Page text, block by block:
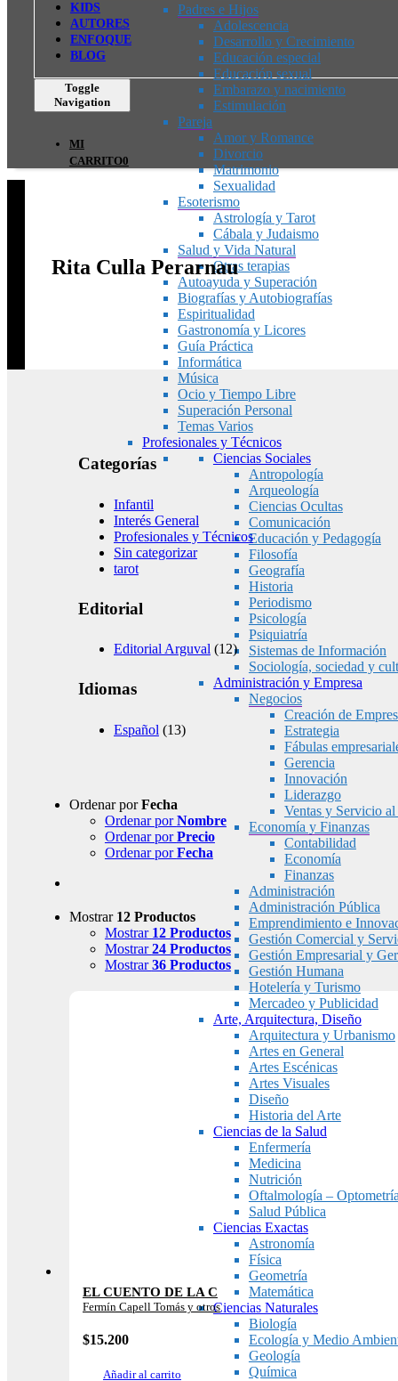
Padres e Hijos
Adolescencia
Desarrollo y Crecimiento
Educación especial
Educación sexual
Embarazo y nacimiento
Estimulación
Pareja
Amor y Romance
Divorcio
Matrimonio
Sexualidad
Esoterismo
Astrología y Tarot
Cábala y Judaismo
Salud y Vida Natural
Otras terapias
Autoayuda y Superación
Biografías y Autobiografías
Espiritualidad
Gastronomía y Licores
Guía Práctica
Informática
Música
Ocio y Tiempo Libre
Superación Personal
Temas Varios
Profesionales y Técnicos
Ciencias Sociales
Antropología
Arqueología
Ciencias Ocultas
Comunicación
Educación y Pedagogía
Filosofía
Geografía
Historia
Periodismo
Psicología
Psiquiatría
Sistemas de Información
Sociología, sociedad y
Administración y Empresa
Negocios
Creación de
Estrategia
Fábulas
Gerencia
Innovación
Liderazgo
Ventas y Servicio
Economía y Finanzas
Contabilidad
Economía
Finanzas
Administración
Administración Pública
Emprendimiento e
Gestión Comercial y
Gestión Empresarial y
Gestión Humana
Hotelería y Turismo
Mercadeo y Publicidad
Arte, Arquitectura, Diseño
Arquitectura y Urbanismo
Artes en General
Artes Escénicas
Artes Visuales
Diseño
Historia del Arte
Ciencias de la Salud
Enfermería
Medicina
Nutrición
Oftalmología – Optometría
Salud Pública
Ciencias Exactas
Astronomía
Física
Geometría
Matemática
Ciencias Naturales
Biología
Ecología y Medio
Geología
Química
KIDS
AUTORES
ENFOQUE
BLOG
Toggle
Navigation
MI
CARRITO0
Rita Culla Perarnau
Categorías
Infantil
Interés General
Profesionales y Técnicos
Sin categorizar
tarot
Editorial
Editorial Arguval (12)
Idiomas
Español (13)
Ordenar porFecha
Ordenar porNombre
Ordenar porPrecio
Ordenar porFecha
Mostrar 12 Productos
Mostrar 12 Productos
Mostrar24 Productos
Mostrar36 Productos
EL CUENTO DE LA C
Fermín Capell Tomás y otros
$15.200
Añadir al carrito